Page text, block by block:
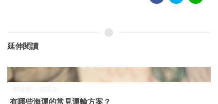
延伸閱讀
有哪些海運的常見運輸方案？